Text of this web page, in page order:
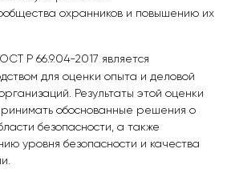
охранников и повышению их
Р 66.9.04-2017 является
для оценки опыта и деловой
Результаты этой оценки
обоснованные решения о
безопасности, а также
уровня безопасности и качества